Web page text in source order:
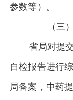
参数等）。
（三）
省局对提
自检报告进行
局备案，中药